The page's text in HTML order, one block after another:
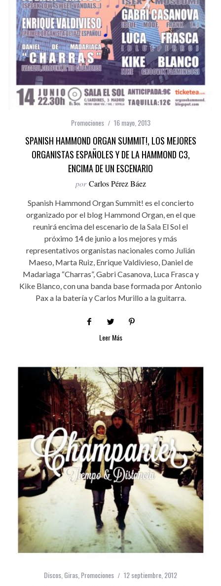
Promociones 16 mayo, 2013
SPANISH HAMMOND ORGAN SUMMIT!, LOS MEJORES
ORGANISTAS ESPAÑOLES Y DE LA HAMMOND C3,
ENCIMA DE UN ESCENARIO
por Carlos Pérez Báez
Spanish Hammond Organ Summit! es el concierto
organizado por el blog Hammond Organ, en el que
reunirá encima del escenario de la Sala El Sol el
próximo 14 de junio a los mejores y más
representativos organistas nacionales como Julián
Maeso, Marta Ruiz, Enrique Valdivieso, Daniel de
Madariaga “Charras”, Gabri Casanova, Luca Frasca y
Kike Blanco, con una banda base formada por Antonio
Pax a la batería y Carlos Murillo a la guitarra.
Leer Más
Discos Giras Promociones 12 septiembre, 2012